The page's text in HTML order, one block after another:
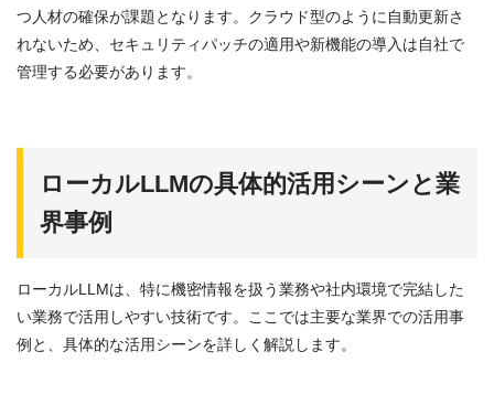
つ人材の確保が課題となります。クラウド型のように自動更新さ
れないため、セキュリティパッチの適用や新機能の導入は自社で
管理する必要があります。
ローカルLLMの具体的活用シーンと業
界事例
ローカルLLMは、特に機密情報を扱う業務や社内環境で完結した
い業務で活用しやすい技術です。ここでは主要な業界での活用事
例と、具体的な活用シーンを詳しく解説します。